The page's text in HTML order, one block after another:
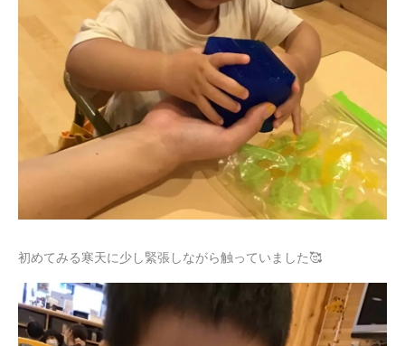
初めてみる寒天に少し緊張しながら触っていました🥰